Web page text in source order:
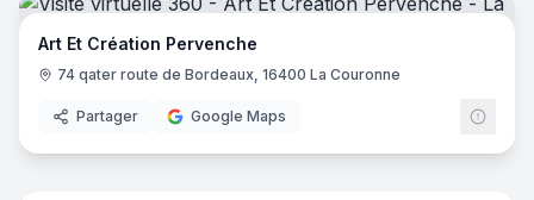
Art Et Création Pervenche
74 qater route de Bordeaux, 16400 La Couronne
Partager Google Maps
9